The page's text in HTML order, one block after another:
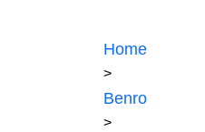
Home
>
Benro
>